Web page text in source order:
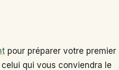
pour préparer votre premier
qui vous conviendra le